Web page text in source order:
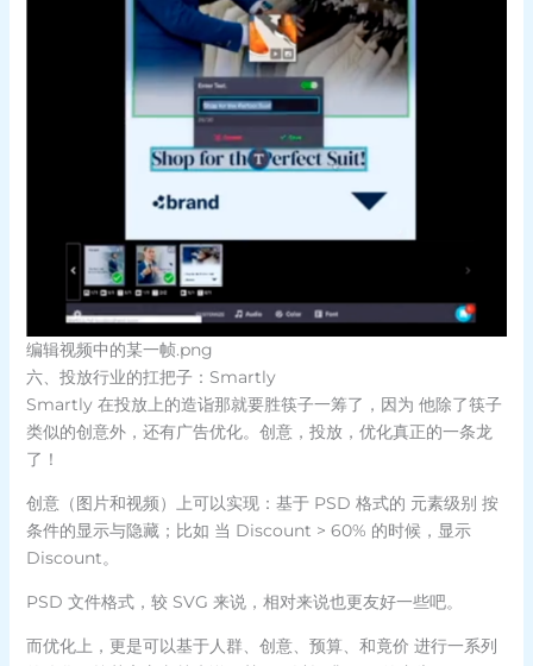
编辑视频中的某一帧.png
六、投放行业的扛把子：Smartly
Smartly 在投放上的造诣那就要胜筷子一筹了，因为 他除了筷子
类似的创意外，还有广告优化。创意，投放，优化真正的一条龙
了！
创意（图片和视频）上可以实现：基于 PSD 格式的 元素级别 按
条件的显示与隐藏；比如 当 Discount > 60% 的时候，显示
Discount。
PSD 文件格式，较 SVG 来说，相对来说也更友好一些吧。
而优化上，更是可以基于人群、创意、预算、和竟价 进行一系列